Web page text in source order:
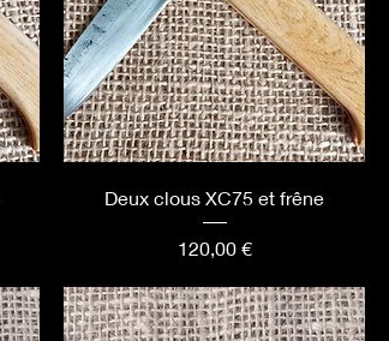
Deux clous XC75 et frêne
Prix
120,00 €